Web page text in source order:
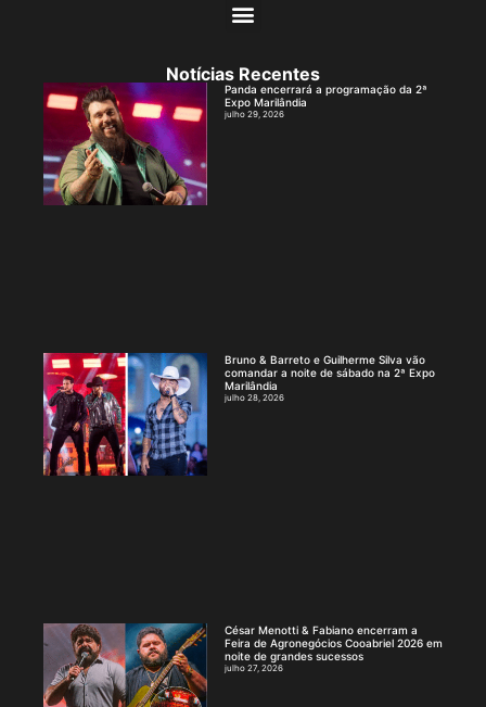
Notícias Recentes
Panda encerrará a programação da 2ª
Expo Marilândia
julho 29, 2026
Bruno & Barreto e Guilherme Silva vão
comandar a noite de sábado na 2ª Expo
Marilândia
julho 28, 2026
César Menotti & Fabiano encerram a
Feira de Agronegócios Cooabriel 2026 em
noite de grandes sucessos
julho 27, 2026